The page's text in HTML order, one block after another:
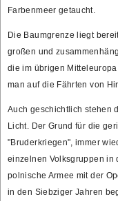
Farbenmeer getaucht.
Die Baumgrenze liegt
großen und
die im übrigen
man auf die Fährten von
Auch geschichtlich stehen
Licht. Der Grund für die
"Bruderkriegen", immer
einzelnen Volksgruppen in
polnische Armee mit der
in den Siebziger Jahren